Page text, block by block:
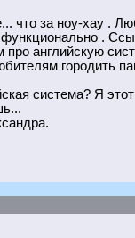
что за ноу-хау .
.
английскую
городить
система? Я